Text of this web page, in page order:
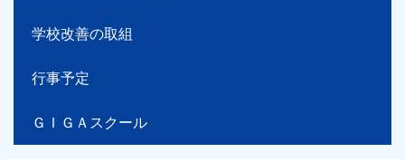
学校改善の取組
行事予定
ＧＩＧＡスクール